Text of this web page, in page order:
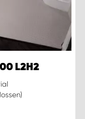
L2H2